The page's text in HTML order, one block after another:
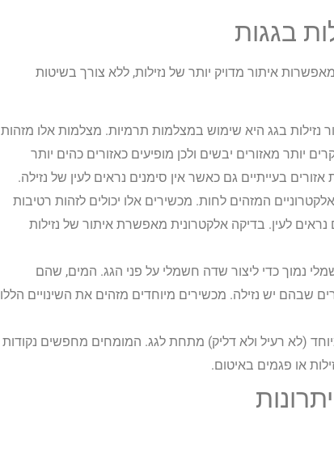
בגגות
איתור מדויק יותר של נזילות, ללא צורך בשיטות
נזילות בגג היא שימוש במצלמות תרמיות. מצלמות אלו מזהות
יותר מאזורים יבשים ולכן מופיעים כאזורים כהים יותר
בעייתיים גם כאשר אין סימנים נראים לעין של נזילה.
המזהים לחות. מכשירים אלו יכולים לזהות רטיבות
לעין. בדיקה אלקטרונית מאפשרת איתור של נזילות
נמוך כדי ליצור שדה חשמלי על פני הגג. המים, שהם
יש נזילה. מכשירים מיוחדים מזהים את השינויים הללו
(לא רעיל ולא דליק) מתחת לגג. המומחים מחפשים נקודות
או פגמים באיטום.